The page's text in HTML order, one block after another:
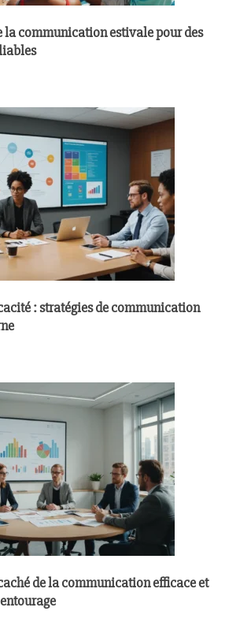
la communication estivale pour des
: stratégies de communication
de la communication efficace et